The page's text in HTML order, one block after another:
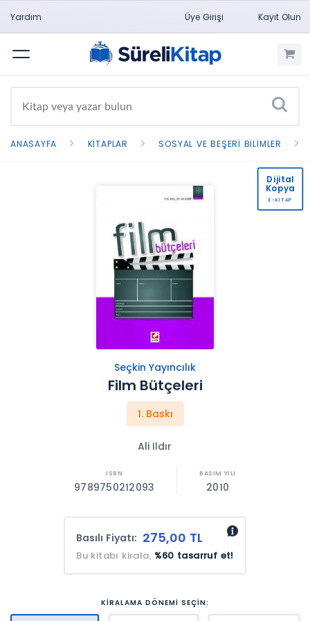
Yardım Üye Girişi Kayıt Olun
Menü
ANASAYFA KITAPLAR SOSYAL VE BEŞERI BILIMLER
Seçkin Yayıncılık
Film Bütçeleri
1. Baskı
Ali Ildır
9789750212093 2010
Basılı Fiyatı: 275,00 TL
Bu kitabı kirala, %60 tasarruf et!
KİRALAMA DÖNEMİ SEÇİN:
Dijital
Kopya
E-KİTAP